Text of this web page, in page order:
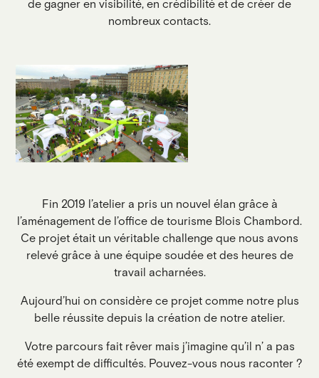
de gagner en visibilité, en crédibilité et de créer de
nombreux contacts.
Fin 2019 l’atelier a pris un nouvel élan grâce à
l’aménagement de l’office de tourisme Blois Chambord.
Ce projet était un véritable challenge que nous avons
relevé grâce à une équipe soudée et des heures de
travail acharnées.
Aujourd’hui on considère ce projet comme notre plus
belle réussite depuis la création de notre atelier.
Votre parcours fait rêver mais j’imagine qu’il n’ a pas
été exempt de difficultés. Pouvez-vous nous raconter ?